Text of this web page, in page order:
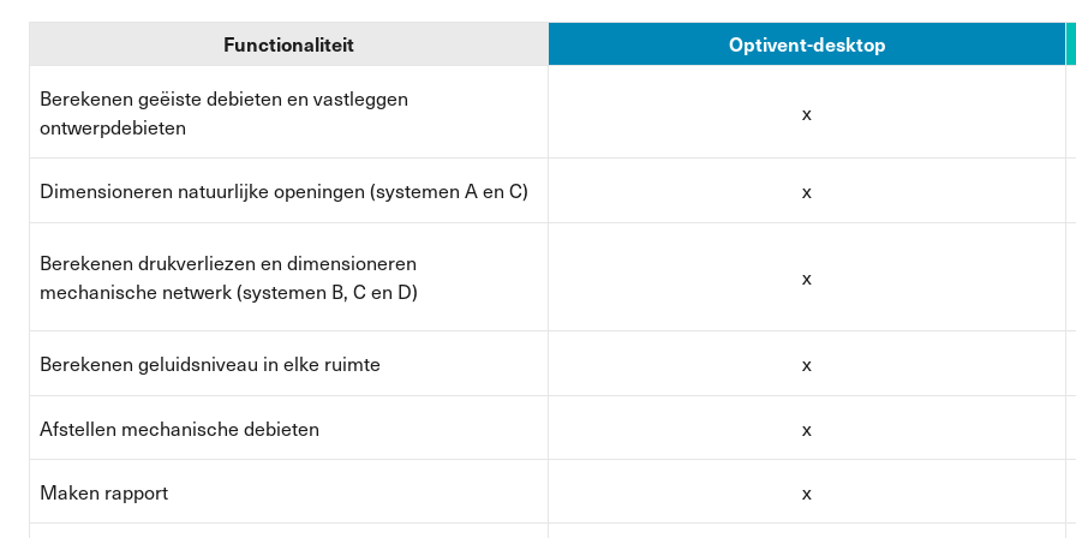
Functionaliteit Optivent-desktop
Berekenen geëiste debieten en vastleggen
ontwerpdebieten
x
Dimensioneren natuurlijke openingen (systemen A en C) x
Berekenen drukverliezen en dimensioneren
mechanische netwerk (systemen B, C en D)
x
Berekenen geluidsniveau in elke ruimte x
Afstellen mechanische debieten x
Maken rapport x